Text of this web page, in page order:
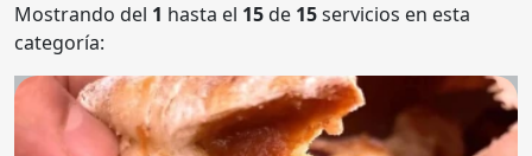
Mostrando del 1 hasta el 15de 15servicios en esta
categoría: